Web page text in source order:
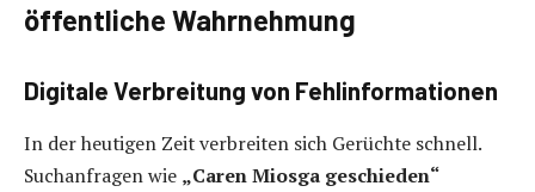
öffentliche Wahrnehmung
Digitale Verbreitung von Fehlinformationen
In der heutigen Zeit verbreiten sich Gerüchte schnell.
Suchanfragen wie „Caren Miosga geschieden“